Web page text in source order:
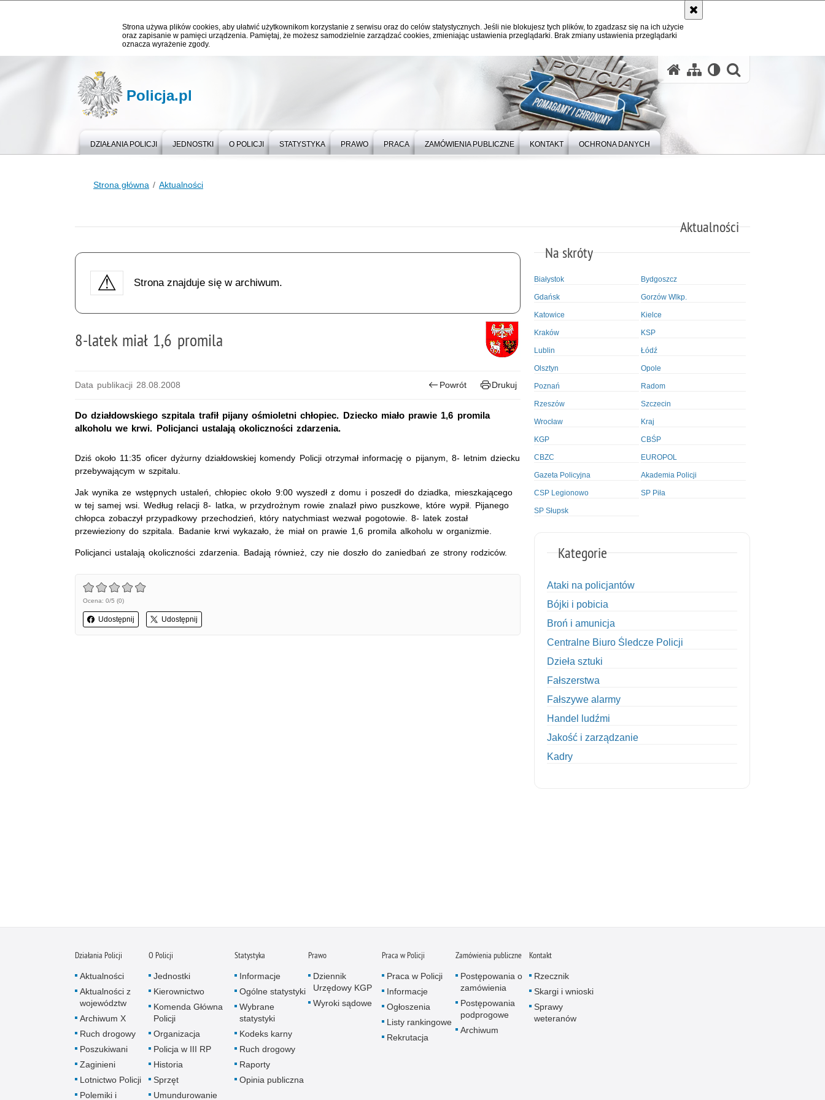
Strona używa plików cookies, aby ułatwić użytkownikom korzystanie z serwisu oraz do celów statystycznych. Jeśli nie blokujesz tych plików, to zgadzasz się na ich użycie
oraz zapisanie w pamięci urządzenia. Pamiętaj, że możesz samodzielnie zarządzać cookies, zmieniając ustawienia przeglądarki. Brak zmiany ustawienia przeglądarki
oznacza wyrażenie zgody.
Policja.pl
DZIAŁANIA POLICJI JEDNOSTKI O POLICJI STATYSTYKA PRAWO PRACA ZAMÓWIENIA PUBLICZNE KONTAKT OCHRONA DANYCH
Strona główna Aktualności
Aktualności
Strona znajduje się w archiwum.
8-latek miał 1,6 promila
Data publikacji 28.08.2008 Powrót Drukuj
Do działdowskiego szpitala trafił pijany ośmioletni chłopiec. Dziecko miało prawie 1,6 promila
alkoholu we krwi. Policjanci ustalają okoliczności zdarzenia.
Dziś około 11:35 oficer dyżurny działdowskiej komendy Policji otrzymał informację o pijanym, 8- letnim dziecku
przebywającym w szpitalu.
Jak wynika ze wstępnych ustaleń, chłopiec około 9:00 wyszedł z domu i poszedł do dziadka, mieszkającego
w tej samej wsi. Według relacji 8- latka, w przydrożnym rowie znalazł piwo puszkowe, które wypił. Pijanego
chłopca zobaczył przypadkowy przechodzień, który natychmiast wezwał pogotowie. 8- latek został
przewieziony do szpitala. Badanie krwi wykazało, że miał on prawie 1,6 promila alkoholu w organizmie.
Policjanci ustalają okoliczności zdarzenia. Badają również, czy nie doszło do zaniedbań ze strony rodziców.
Ocena: 0/5 (0)
Udostępnij Udostępnij
Na skróty
Białystok Bydgoszcz
Gdańsk Gorzów Wlkp.
Katowice Kielce
Kraków KSP
Lublin Łódź
Olsztyn Opole
Poznań Radom
Rzeszów Szczecin
Wrocław Kraj
KGP CBŚP
CBZC EUROPOL
Gazeta Policyjna Akademia Policji
CSP Legionowo SP Piła
SP Słupsk
Kategorie
Ataki na policjantów
Bójki i pobicia
Broń i amunicja
Centralne Biuro Śledcze Policji
Dzieła sztuki
Fałszerstwa
Fałszywe alarmy
Handel ludźmi
Jakość i zarządzanie
Kadry
Nietrzeźwi kierujący
Nietrzeźwi opiekunowie
Działania Policji
Aktualności
Aktualności z
województw
Archiwum X
Ruch drogowy
Poszukiwani
Zaginieni
Lotnictwo Policji
Polemiki i
O Policji
Jednostki
Kierownictwo
Komenda Główna
Policji
Organizacja
Policja w III RP
Historia
Sprzęt
Umundurowanie
Statystyka
Informacje
Ogólne statystyki
Wybrane
statystyki
Kodeks karny
Ruch drogowy
Raporty
Opinia publiczna
Prawo
Dziennik
Urzędowy KGP
Wyroki sądowe
Praca w Policji
Praca w Policji
Informacje
Ogłoszenia
Listy rankingowe
Rekrutacja
Zamówienia publiczne
Postępowania o
zamówienia
Postępowania
podprogowe
Archiwum
Kontakt
Rzecznik
Skargi i wnioski
Sprawy
weteranów